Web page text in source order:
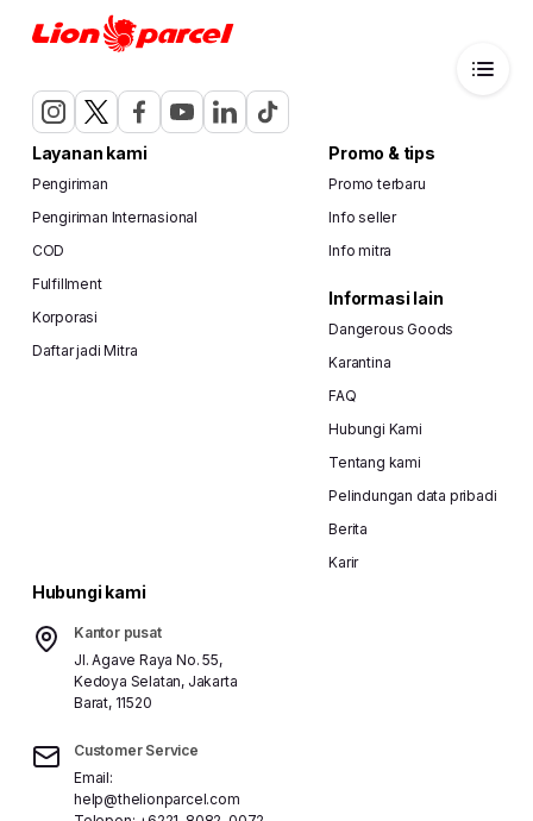
Layanan kami
Pengiriman
Pengiriman Internasional
COD
Fulfillment
Korporasi
Daftar jadi Mitra
Promo & tips
Promo terbaru
Info seller
Info mitra
Informasi lain
Dangerous Goods
Karantina
FAQ
Hubungi Kami
Tentang kami
Pelindungan data pribadi
Berita
Karir
Hubungi kami
Kantor pusat
Jl. Agave Raya No. 55,
Kedoya Selatan, Jakarta
Barat, 11520
Customer Service
Email:
help@thelionparcel.com